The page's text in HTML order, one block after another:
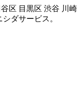
区 目黒区 渋谷 川崎
ダサービス。